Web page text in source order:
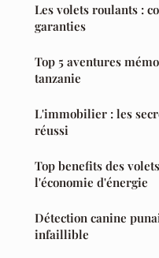
Les volets roulants :
garanties
Top 5 aventures
tanzanie
L'immobilier : les
réussi
Top benefits des
l'économie d'énergie
Détection canine
infaillible